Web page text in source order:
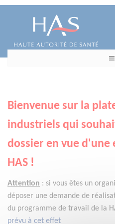
Bienvenue sur la
industriels qui
dossier en vue d'une
HAS !
Attention : si vous êtes un
déposer une demande de
du programme de travail de la
prévu à cet effet